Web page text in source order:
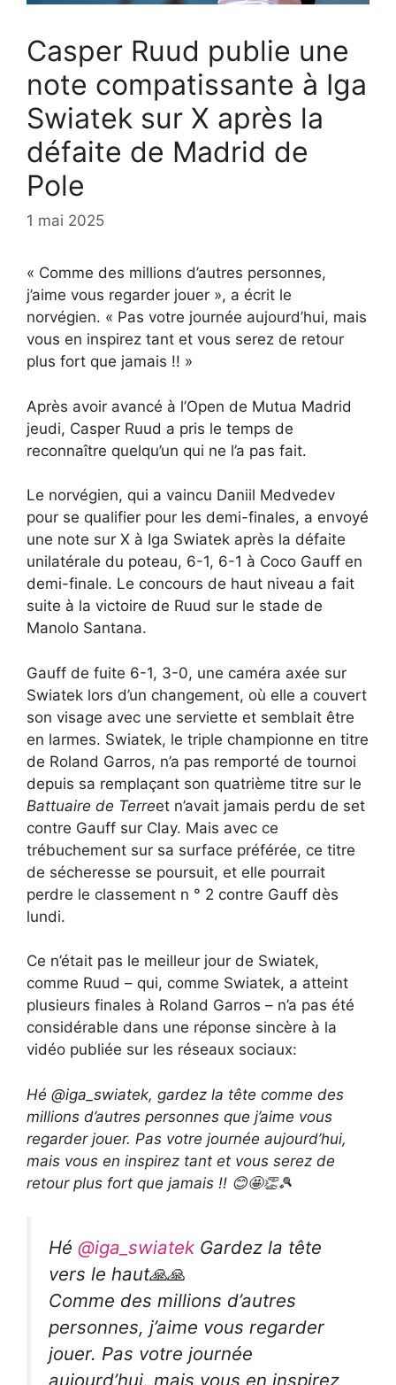
Casper Ruud publie une
note compatissante à Iga
Swiatek sur X après la
défaite de Madrid de
Pole
1 mai 2025
« Comme des millions d’autres personnes,
j’aime vous regarder jouer », a écrit le
norvégien. « Pas votre journée aujourd’hui, mais
vous en inspirez tant et vous serez de retour
plus fort que jamais !! »
Après avoir avancé à l’Open de Mutua Madrid
jeudi, Casper Ruud a pris le temps de
reconnaître quelqu’un qui ne l’a pas fait.
Le norvégien, qui a vaincu Daniil Medvedev
pour se qualifier pour les demi-finales, a envoyé
une note sur X à Iga Swiatek après la défaite
unilatérale du poteau, 6-1, 6-1 à Coco Gauff en
demi-finale. Le concours de haut niveau a fait
suite à la victoire de Ruud sur le stade de
Manolo Santana.
Gauff de fuite 6-1, 3-0, une caméra axée sur
Swiatek lors d’un changement, où elle a couvert
son visage avec une serviette et semblait être
en larmes. Swiatek, le triple championne en titre
de Roland Garros, n’a pas remporté de tournoi
depuis sa remplaçant son quatrième titre sur le
Battuaire de Terreet n’avait jamais perdu de set
contre Gauff sur Clay. Mais avec ce
trébuchement sur sa surface préférée, ce titre
de sécheresse se poursuit, et elle pourrait
perdre le classement n ° 2 contre Gauff dès
lundi.
Ce n’était pas le meilleur jour de Swiatek,
comme Ruud – qui, comme Swiatek, a atteint
plusieurs finales à Roland Garros – n’a pas été
considérable dans une réponse sincère à la
vidéo publiée sur les réseaux sociaux:
Hé @iga_swiatek, gardez la tête comme des
millions d’autres personnes que j’aime vous
regarder jouer. Pas votre journée aujourd’hui,
mais vous en inspirez tant et vous serez de
retour plus fort que jamais !! 😊🤩👏🎾
Hé @iga_swiatek Gardez la tête
vers le haut🙏🙏
Comme des millions d’autres
personnes, j’aime vous regarder
jouer. Pas votre journée
aujourd’hui, mais vous en inspirez